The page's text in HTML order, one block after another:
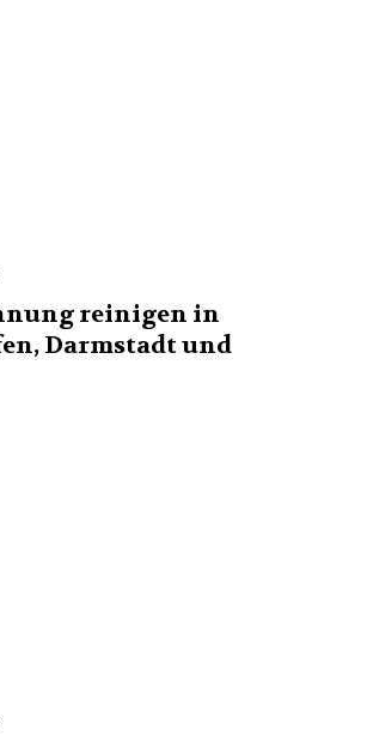
reinigen in
Darmstadt und